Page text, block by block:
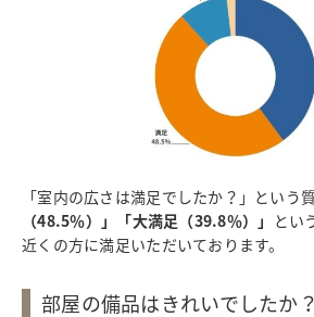
「室内の広さは満足でしたか？」という
（48.5％）」「大満足（39.8％）」 とい
近くの方に満足いただいております。
部屋の備品はきれいでしたか？